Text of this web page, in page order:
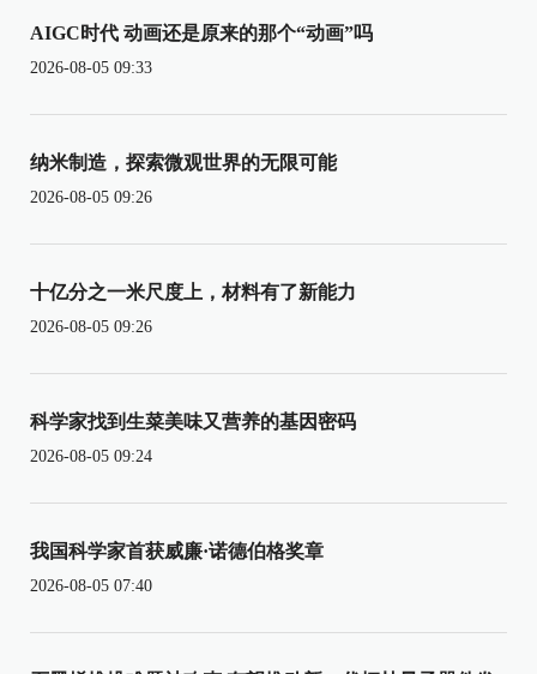
AIGC时代 动画还是原来的那个“动画”吗
2026-08-05 09:33
纳米制造，探索微观世界的无限可能
2026-08-05 09:26
十亿分之一米尺度上，材料有了新能力
2026-08-05 09:26
科学家找到生菜美味又营养的基因密码
2026-08-05 09:24
我国科学家首获威廉·诺德伯格奖章
2026-08-05 07:40